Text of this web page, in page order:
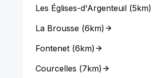
Les Églises-d'Argenteuil(5km)
La Brousse(6km)
Fontenet(6km)
Courcelles (7km)